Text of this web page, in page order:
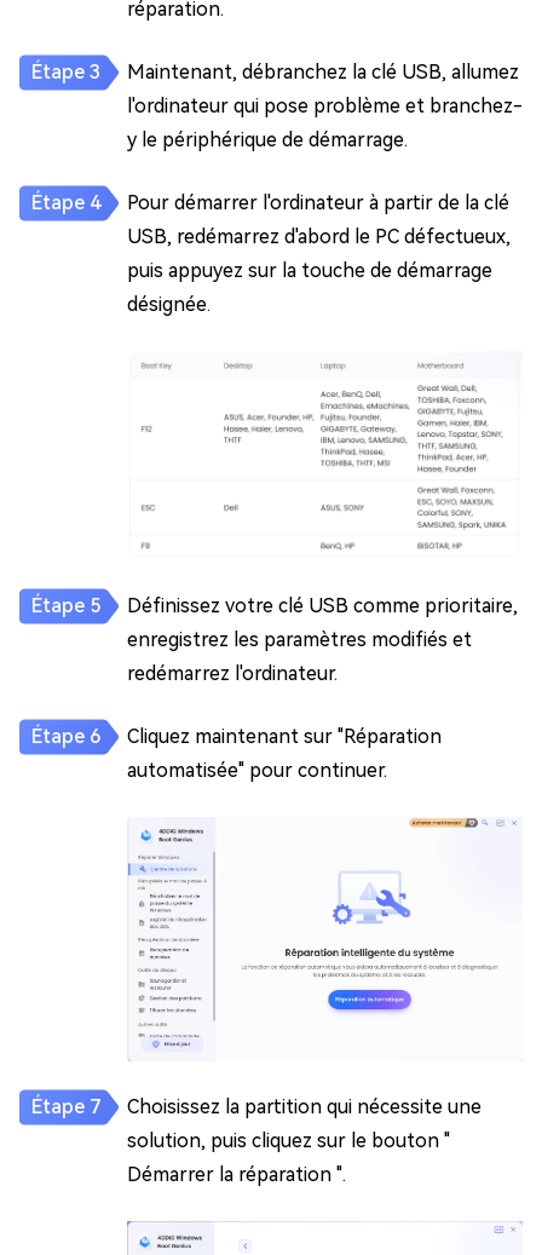
réparation.
Maintenant, débranchez la clé USB, allumez
l'ordinateur qui pose problème et branchez-
y le périphérique de démarrage.
Pour démarrer l'ordinateur à partir de la clé
USB, redémarrez d'abord le PC défectueux,
puis appuyez sur la touche de démarrage
désignée.
Définissez votre clé USB comme prioritaire,
enregistrez les paramètres modifiés et
redémarrez l'ordinateur.
Cliquez maintenant sur "Réparation
automatisée" pour continuer.
Choisissez la partition qui nécessite une
solution, puis cliquez sur le bouton "
Démarrer la réparation ".